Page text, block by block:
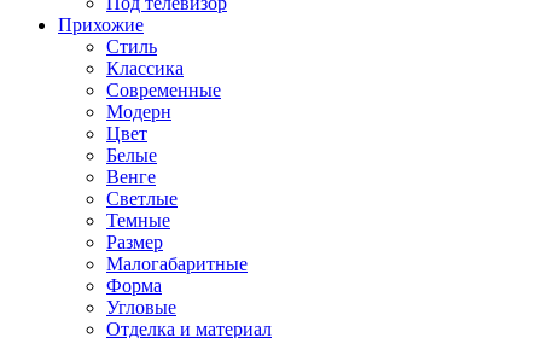
Прихожие
Стиль
Классика
Современные
Модерн
Цвет
Белые
Венге
Светлые
Темные
Размер
Малогабаритные
Форма
Угловые
Отделка и материал